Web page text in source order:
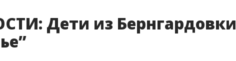
Дети из Бернгардовки